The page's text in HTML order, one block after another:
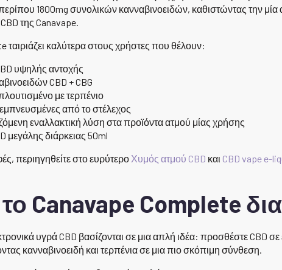
1800mg συνολικών κανναβινοειδών, καθιστώντας την μία
της Canavape.
ταιριάζει καλύτερα στους χρήστες που θέλουν:
υψηλής αντοχής
CBD + CBG
με τερπένιο
από το στέλεχος
εναλλακτική λύση στα προϊόντα ατμού μίας χρήσης
μεγάλης διάρκειας 50ml
περιηγηθείτε στο ευρύτερο Χυμός ατμού CBD και CBD vape e-
το Canavape Complete
υγρά CBD βασίζονται σε μια απλή ιδέα: προσθέστε CBD
κανναβινοειδή και τερπένια σε μια πιο σκόπιμη σύνθεση.